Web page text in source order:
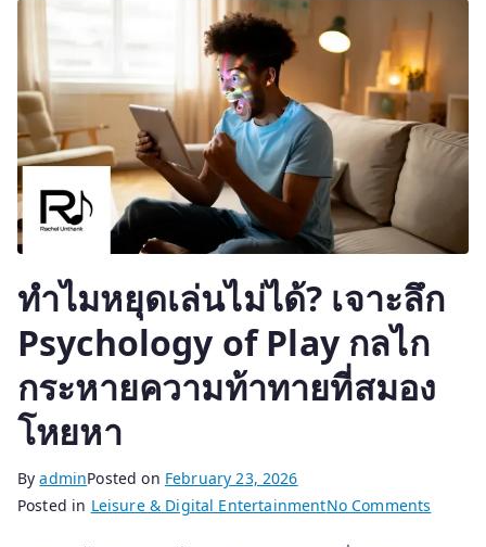
ทำไมหยุดเล่นไม่ได้? เจาะลึก
Psychology of Play กลไก
กระหายความท้าทายที่สมอง
โหยหา
ByadminPosted on February 23, 2026
Posted in Leisure & Digital EntertainmentNo Comments